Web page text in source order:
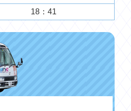
18：41